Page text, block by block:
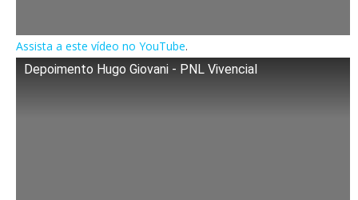
Assista a este vídeo no YouTube.
Depoimento Hugo Giovani - PNL Vivencial